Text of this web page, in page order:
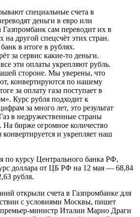
специальные счета в
деньги в евро или
Газпромбанк сам переводит их в
на другой спецсчёт этих стран.
в итоге в рублях.
за сервис какие-то деньги.
эти оплаты укрепляют рубль.
стороне. Мы уверены, что
конвертируются по нашему
за оплату газа поступает в
Курс рубля подходит к
за много лет, это результат
в недружественные страны
На бирже огромное количество
конвертируется и укрепляет наш
по курсу Центрального банка РФ,
доллара от ЦБ РФ на 12 мая — 68,84
рубля.
открыли счета в Газпромбанке для
с условиями Москвы, пишет
министр Италии Марио Драги